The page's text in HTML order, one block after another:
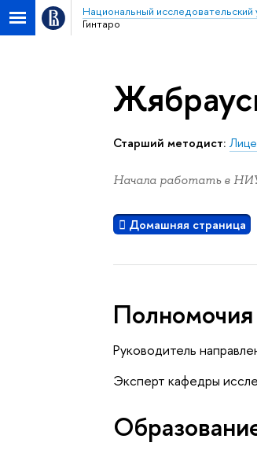
Национальный
Гинтаро
Старший методист:
Начала работать в
Домашняя страница
Руководитель
Эксперт кафедры